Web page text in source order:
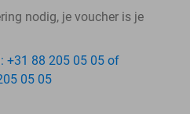
nodig, je voucher is je
+31 88 205 05 05 of
05 05